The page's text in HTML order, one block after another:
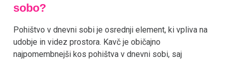
sobo?
Pohištvo v dnevni sobi je osrednji element, ki vpliva na
udobje in videz prostora. Kavč je običajno
najpomembnejši kos pohištva v dnevni sobi, saj